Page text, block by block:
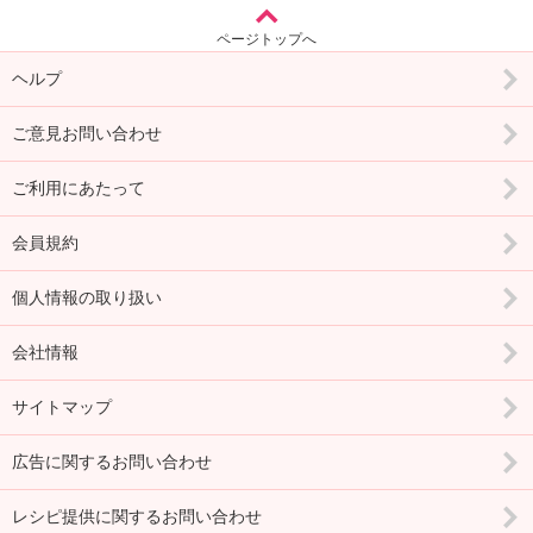
ページトップへ
ヘルプ
ご意見お問い合わせ
ご利用にあたって
会員規約
個人情報の取り扱い
会社情報
サイトマップ
広告に関するお問い合わせ
レシピ提供に関するお問い合わせ